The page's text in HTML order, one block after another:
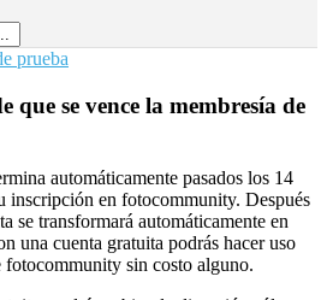
prueba
que se vence la membresía de
automáticamente pasados los 14
inscripción en fotocommunity. Después
se transformará automáticamente en
una cuenta gratuita podrás hacer uso
fotocommunity sin costo alguno.